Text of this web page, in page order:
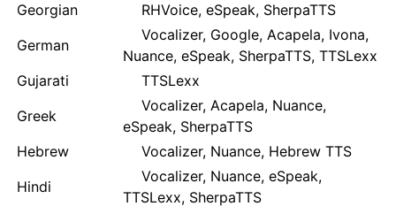
Georgian
RHVoice, eSpeak, SherpaTTS
German
Vocalizer, Google, Acapela, Ivona,
Nuance, eSpeak, SherpaTTS, TTSLexx
Gujarati
TTSLexx
Greek
Vocalizer, Acapela, Nuance,
eSpeak, SherpaTTS
Hebrew
Vocalizer, Nuance, Hebrew TTS
Hindi
Vocalizer, Nuance, eSpeak,
TTSLexx, SherpaTTS